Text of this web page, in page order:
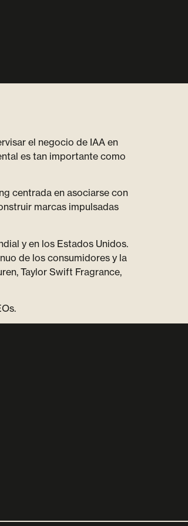
el negocio de IAA en
es tan importante como
centrada en asociarse con
marcas impulsadas
y en los Estados Unidos.
de los consumidores y la
Taylor Swift Fragrance,